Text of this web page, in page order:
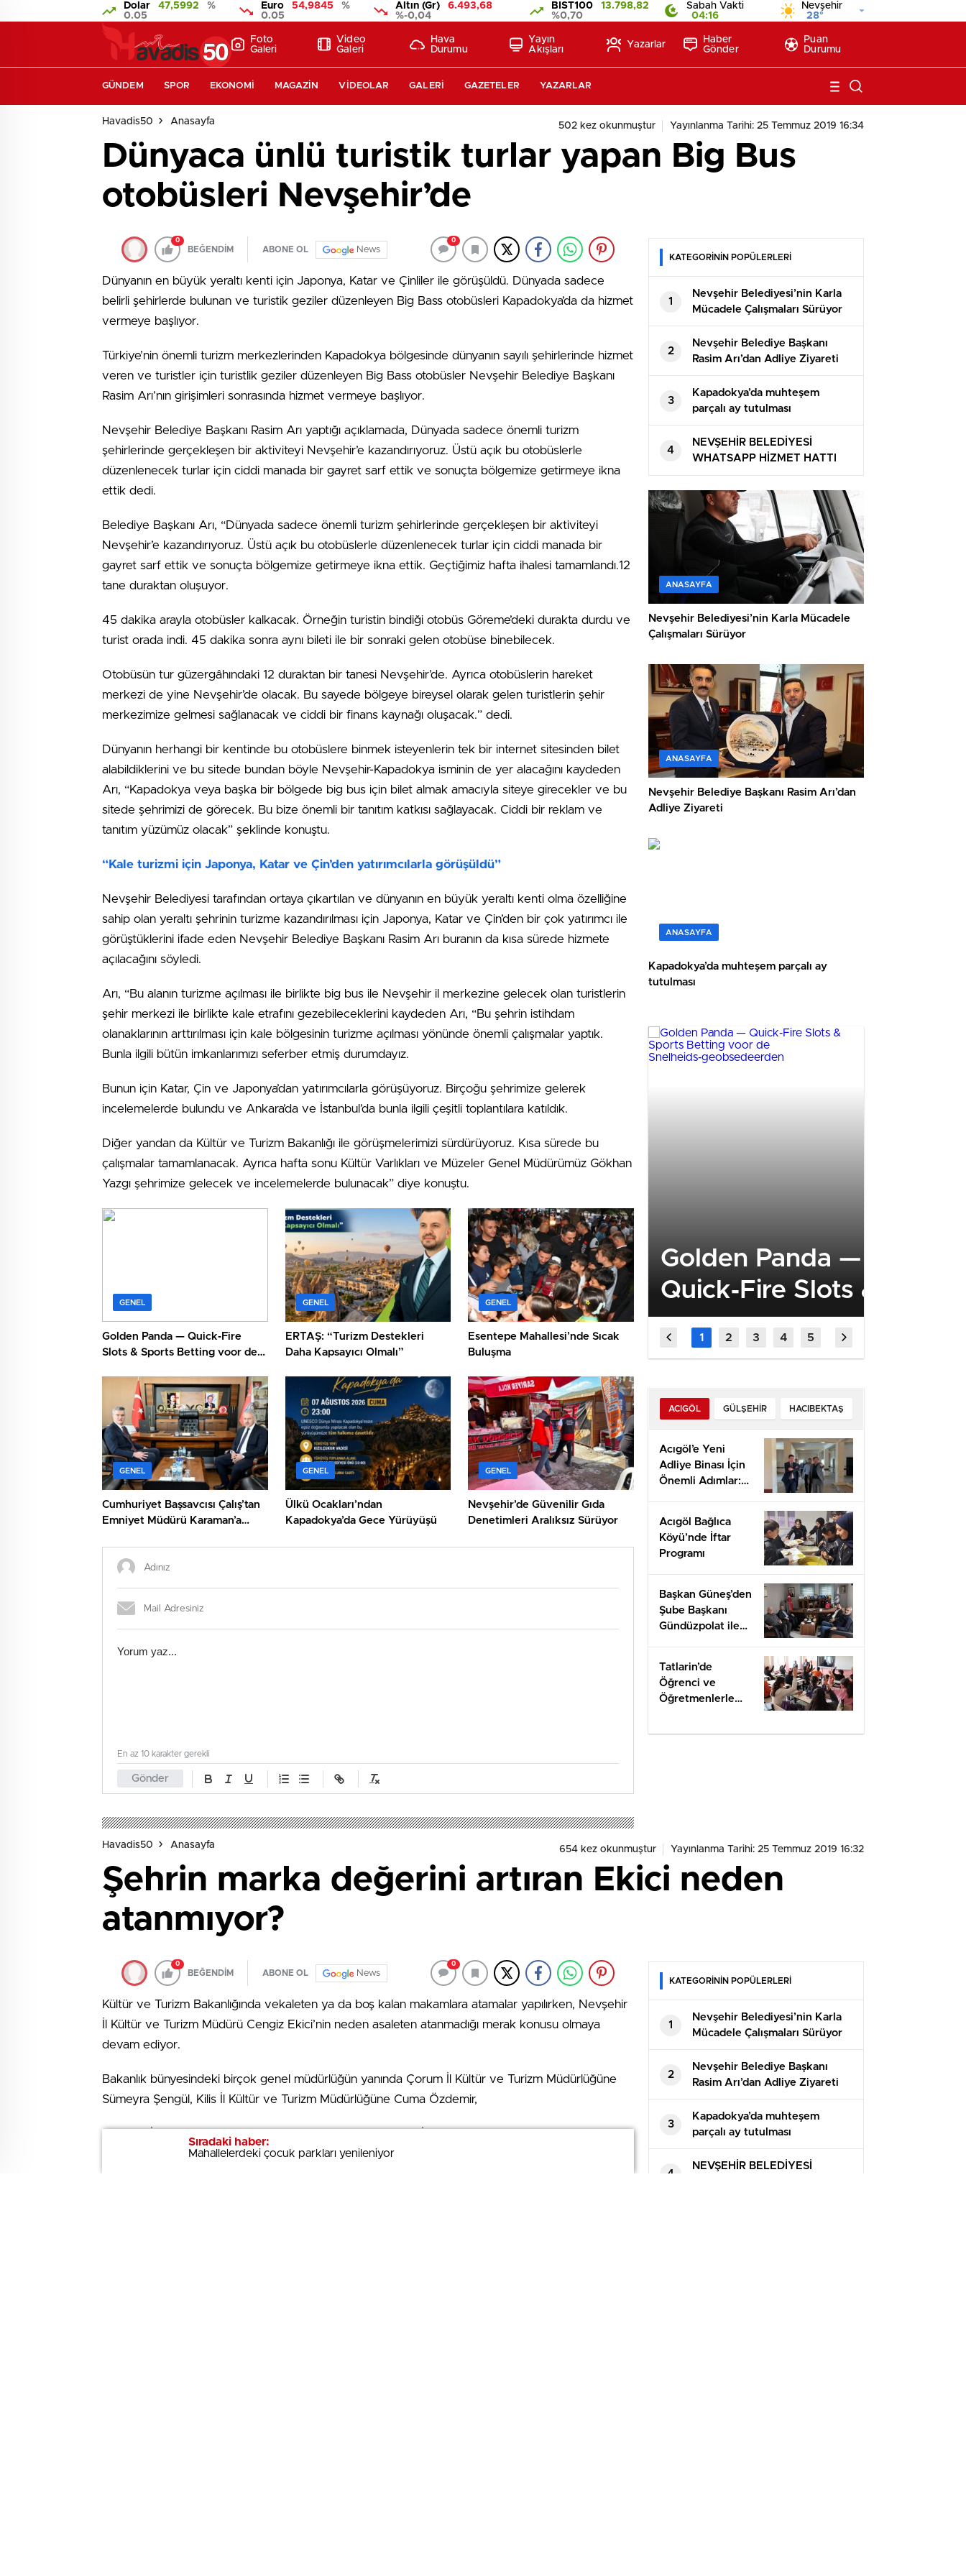
Dolar 47,5992
%
0.05
Euro 54,9845
%
0.05
Altın (Gr)
6.493,68
%-0,04
BIST100
13.798,82
%0,70
Sabah Vakti
04:16
Nevşehir
28°
Foto
Galeri
Video
Galeri
Hava
Durumu
Yayın
Akışları
Yazarlar
Haber
Gönder
Puan
Durumu
GÜNDEM SPOR EKONOMI MAGAZIN VIDEOLAR GALERI GAZETELER YAZARLAR
Havadis50 Anasayfa 502 kez okunmuştur Yayınlanma Tarihi: 25 Temmuz 2019 16:34
Dünyaca ünlü turistik turlar yapan Big Bus
otobüsleri Nevşehir’de
0
BEĞENDİM ABONE OL News
0
Dünyanın en büyük yeraltı kenti için Japonya, Katar ve Çinliler ile görüşüldü. Dünyada sadece
belirli şehirlerde bulunan ve turistik geziler düzenleyen Big Bass otobüsleri Kapadokya’da da hizmet
vermeye başlıyor.
Türkiye’nin önemli turizm merkezlerinden Kapadokya bölgesinde dünyanın sayılı şehirlerinde hizmet
veren ve turistler için turistlik geziler düzenleyen Big Bass otobüsler Nevşehir Belediye Başkanı
Rasim Arı’nın girişimleri sonrasında hizmet vermeye başlıyor.
Nevşehir Belediye Başkanı Rasim Arı yaptığı açıklamada, Dünyada sadece önemli turizm
şehirlerinde gerçekleşen bir aktiviteyi Nevşehir’e kazandırıyoruz. Üstü açık bu otobüslerle
düzenlenecek turlar için ciddi manada bir gayret sarf ettik ve sonuçta bölgemize getirmeye ikna
ettik dedi.
Belediye Başkanı Arı, “Dünyada sadece önemli turizm şehirlerinde gerçekleşen bir aktiviteyi
Nevşehir’e kazandırıyoruz. Üstü açık bu otobüslerle düzenlenecek turlar için ciddi manada bir
gayret sarf ettik ve sonuçta bölgemize getirmeye ikna ettik. Geçtiğimiz hafta ihalesi tamamlandı.12
tane duraktan oluşuyor.
45 dakika arayla otobüsler kalkacak. Örneğin turistin bindiği otobüs Göreme’deki durakta durdu ve
turist orada indi. 45 dakika sonra aynı bileti ile bir sonraki gelen otobüse binebilecek.
Otobüsün tur güzergâhındaki 12 duraktan bir tanesi Nevşehir’de. Ayrıca otobüslerin hareket
merkezi de yine Nevşehir’de olacak. Bu sayede bölgeye bireysel olarak gelen turistlerin şehir
merkezimize gelmesi sağlanacak ve ciddi bir finans kaynağı oluşacak.” dedi.
Dünyanın herhangi bir kentinde bu otobüslere binmek isteyenlerin tek bir internet sitesinden bilet
alabildiklerini ve bu sitede bundan böyle Nevşehir-Kapadokya isminin de yer alacağını kaydeden
Arı, “Kapadokya veya başka bir bölgede big bus için bilet almak amacıyla siteye girecekler ve bu
sitede şehrimizi de görecek. Bu bize önemli bir tanıtım katkısı sağlayacak. Ciddi bir reklam ve
tanıtım yüzümüz olacak” şeklinde konuştu.
“Kale turizmi için Japonya, Katar ve Çin’den yatırımcılarla görüşüldü”
Nevşehir Belediyesi tarafından ortaya çıkartılan ve dünyanın en büyük yeraltı kenti olma özelliğine
sahip olan yeraltı şehrinin turizme kazandırılması için Japonya, Katar ve Çin’den bir çok yatırımcı ile
görüştüklerini ifade eden Nevşehir Belediye Başkanı Rasim Arı buranın da kısa sürede hizmete
açılacağını söyledi.
Arı, “Bu alanın turizme açılması ile birlikte big bus ile Nevşehir il merkezine gelecek olan turistlerin
şehir merkezi ile birlikte kale etrafını gezebileceklerini kaydeden Arı, “Bu şehrin istihdam
olanaklarının arttırılması için kale bölgesinin turizme açılması yönünde önemli çalışmalar yaptık.
Bunla ilgili bütün imkanlarımızı seferber etmiş durumdayız.
Bunun için Katar, Çin ve Japonya’dan yatırımcılarla görüşüyoruz. Birçoğu şehrimize gelerek
incelemelerde bulundu ve Ankara’da ve İstanbul’da bunla ilgili çeşitli toplantılara katıldık.
Diğer yandan da Kültür ve Turizm Bakanlığı ile görüşmelerimizi sürdürüyoruz. Kısa sürede bu
çalışmalar tamamlanacak. Ayrıca hafta sonu Kültür Varlıkları ve Müzeler Genel Müdürümüz Gökhan
Yazgı şehrimize gelecek ve incelemelerde bulunacak” diye konuştu.
GENEL
Golden Panda — Quick‑Fire
Slots & Sports Betting voor de
GENEL
ERTAŞ: “Turizm Destekleri
Daha Kapsayıcı Olmalı”
GENEL
Esentepe Mahallesi’nde Sıcak
Buluşma
GENEL
Cumhuriyet Başsavcısı Çalış’tan
Emniyet Müdürü Karaman’a
GENEL
Ülkü Ocakları’ndan
Kapadokya’da Gece Yürüyüşü
GENEL
Nevşehir’de Güvenilir Gıda
Denetimleri Aralıksız Sürüyor
Gönder
En az 10 karakter gerekli
Sıradaki haber:
Mahallelerdeki çocuk parkları yenileniyor
KATEGORİNİN POPÜLERLERİ
1
Nevşehir Belediyesi’nin Karla
Mücadele Çalışmaları Sürüyor
2
Nevşehir Belediye Başkanı
Rasim Arı’dan Adliye Ziyareti
3
Kapadokya’da muhteşem
parçalı ay tutulması
4
NEVŞEHİR BELEDİYESİ
WHATSAPP HİZMET HATTI
DEVREDE
ANASAYFA
Nevşehir Belediyesi’nin Karla Mücadele
Çalışmaları Sürüyor
ANASAYFA
Nevşehir Belediye Başkanı Rasim Arı’dan
Adliye Ziyareti
ANASAYFA
Kapadokya’da muhteşem parçalı ay
tutulması
Golden Panda —
Quick‑Fire Slots & Sports
Betting voor de
ACIGÖL GÜLŞEHIR HACIBEKTAŞ
Acıgöl’e Yeni
Adliye Binası İçin
Önemli Adımlar:
Değerlendirmesi
Acıgöl Bağlıca
Köyü’nde İftar
Programı
Başkan Güneş’den
Şube Başkanı
Gündüzpolat ile
Tatlarin’de
Öğrenci ve
Öğretmenlerle
Havadis50 Anasayfa 654 kez okunmuştur Yayınlanma Tarihi: 25 Temmuz 2019 16:32
Şehrin marka değerini artıran Ekici neden
atanmıyor?
0
BEĞENDİM ABONE OL News
0
Kültür ve Turizm Bakanlığında vekaleten ya da boş kalan makamlara atamalar yapılırken, Nevşehir
İl Kültür ve Turizm Müdürü Cengiz Ekici’nin neden asaleten atanmadığı merak konusu olmaya
devam ediyor.
Bakanlık bünyesindeki birçok genel müdürlüğün yanında Çorum İl Kültür ve Turizm Müdürlüğüne
Sümeyra Şengül, Kilis İl Kültür ve Turizm Müdürlüğüne Cuma Özdemir,
Kırklareli İl Kültür ve Turizm Müdürlüğüne Veli Şen, Malatya İl Kültür ve Turizm Müdürlüğüne Çetin
Şişman, Muğla İl Kültür ve Turizm Müdürlüğüne de Zekeriya Bingöl’ün atanması kararlaştırıldı.
Sıradaki haber:
Mahallelerdeki çocuk parkları yenileniyor
KATEGORİNİN POPÜLERLERİ
1
Nevşehir Belediyesi’nin Karla
Mücadele Çalışmaları Sürüyor
2
Nevşehir Belediye Başkanı
Rasim Arı’dan Adliye Ziyareti
3
Kapadokya’da muhteşem
parçalı ay tutulması
4
NEVŞEHİR BELEDİYESİ